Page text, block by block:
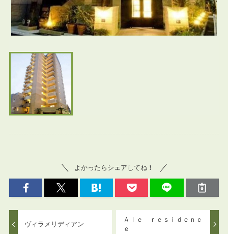
よかったらシェアしてね！
ヴィラメリディアン
Ａｌｅ ｒｅｓｉｄｅｎｃ
ｅ